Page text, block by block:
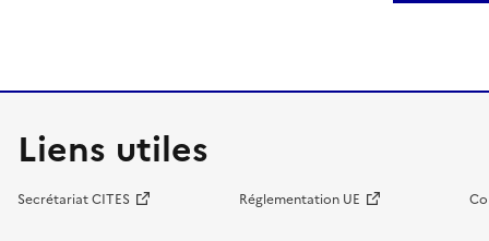
Liens utiles
Secrétariat CITES Réglementation UE